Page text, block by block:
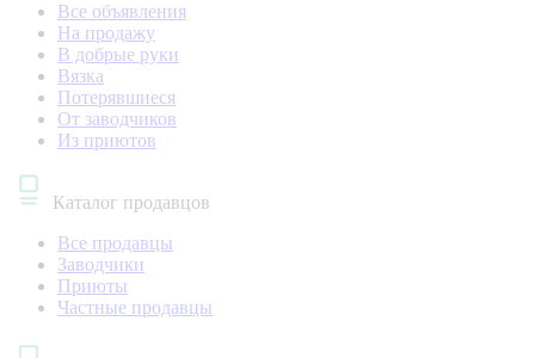
Все объявления
На продажу
В добрые руки
Вязка
Потерявшиеся
От заводчиков
Из приютов
Каталог продавцов
Все продавцы
Заводчики
Приюты
Частные продавцы